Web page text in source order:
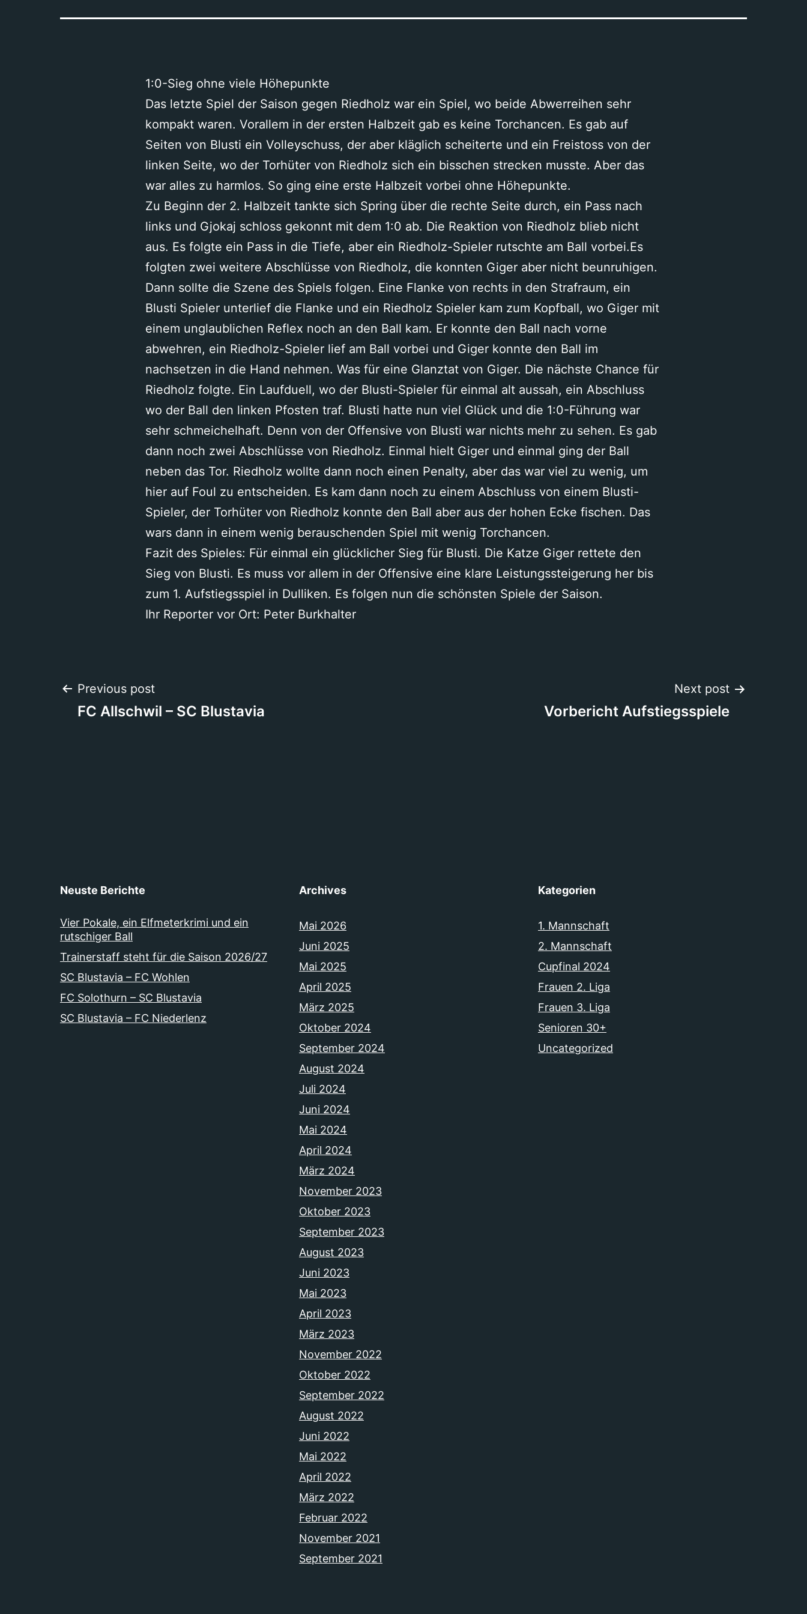
1:0-Sieg ohne viele Höhepunkte
Das letzte Spiel der Saison gegen Riedholz war ein Spiel, wo beide Abwerreihen sehr
kompakt waren. Vorallem in der ersten Halbzeit gab es keine Torchancen. Es gab auf
Seiten von Blusti ein Volleyschuss, der aber kläglich scheiterte und ein Freistoss von der
linken Seite, wo der Torhüter von Riedholz sich ein bisschen strecken musste. Aber das
war alles zu harmlos. So ging eine erste Halbzeit vorbei ohne Höhepunkte.
Zu Beginn der 2. Halbzeit tankte sich Spring über die rechte Seite durch, ein Pass nach
links und Gjokaj schloss gekonnt mit dem 1:0 ab. Die Reaktion von Riedholz blieb nicht
aus. Es folgte ein Pass in die Tiefe, aber ein Riedholz-Spieler rutschte am Ball vorbei.Es
folgten zwei weitere Abschlüsse von Riedholz, die konnten Giger aber nicht beunruhigen.
Dann sollte die Szene des Spiels folgen. Eine Flanke von rechts in den Strafraum, ein
Blusti Spieler unterlief die Flanke und ein Riedholz Spieler kam zum Kopfball, wo Giger mit
einem unglaublichen Reflex noch an den Ball kam. Er konnte den Ball nach vorne
abwehren, ein Riedholz-Spieler lief am Ball vorbei und Giger konnte den Ball im
nachsetzen in die Hand nehmen. Was für eine Glanztat von Giger. Die nächste Chance für
Riedholz folgte. Ein Laufduell, wo der Blusti-Spieler für einmal alt aussah, ein Abschluss
wo der Ball den linken Pfosten traf. Blusti hatte nun viel Glück und die 1:0-Führung war
sehr schmeichelhaft. Denn von der Offensive von Blusti war nichts mehr zu sehen. Es gab
dann noch zwei Abschlüsse von Riedholz. Einmal hielt Giger und einmal ging der Ball
neben das Tor. Riedholz wollte dann noch einen Penalty, aber das war viel zu wenig, um
hier auf Foul zu entscheiden. Es kam dann noch zu einem Abschluss von einem Blusti-
Spieler, der Torhüter von Riedholz konnte den Ball aber aus der hohen Ecke fischen. Das
wars dann in einem wenig berauschenden Spiel mit wenig Torchancen.
Fazit des Spieles: Für einmal ein glücklicher Sieg für Blusti. Die Katze Giger rettete den
Sieg von Blusti. Es muss vor allem in der Offensive eine klare Leistungssteigerung her bis
zum 1. Aufstiegsspiel in Dulliken. Es folgen nun die schönsten Spiele der Saison.
Ihr Reporter vor Ort: Peter Burkhalter
Beitragsnavigation
Previous post
FC Allschwil – SC Blustavia
Next post
Vorbericht Aufstiegsspiele
Neuste Berichte
Vier Pokale, ein Elfmeterkrimi und ein
rutschiger Ball
Trainerstaff steht für die Saison 2026/27
SC Blustavia – FC Wohlen
FC Solothurn – SC Blustavia
SC Blustavia – FC Niederlenz
Archives
Mai 2026
Juni 2025
Mai 2025
April 2025
März 2025
Oktober 2024
September 2024
August 2024
Juli 2024
Juni 2024
Mai 2024
April 2024
März 2024
November 2023
Oktober 2023
September 2023
August 2023
Juni 2023
Mai 2023
April 2023
März 2023
November 2022
Oktober 2022
September 2022
August 2022
Juni 2022
Mai 2022
April 2022
März 2022
Februar 2022
November 2021
September 2021
Kategorien
1. Mannschaft
2. Mannschaft
Cupfinal 2024
Frauen 2. Liga
Frauen 3. Liga
Senioren 30+
Uncategorized